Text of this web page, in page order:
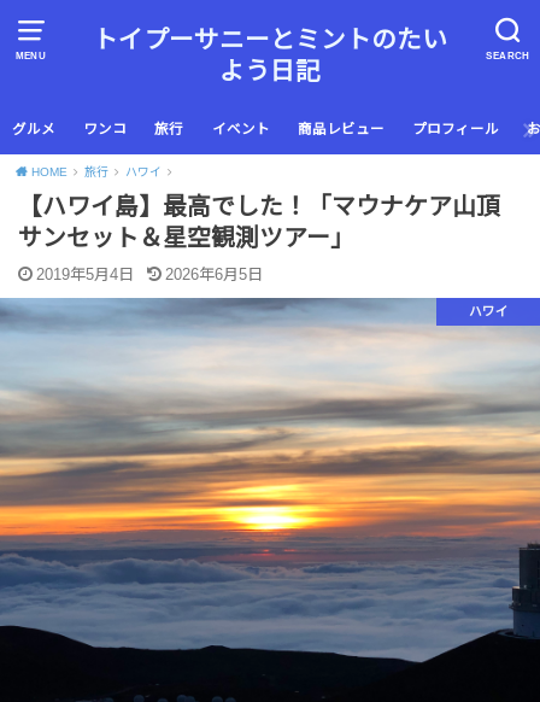
MENU SEARCH
トイプーサニーとミントのたい
よう日記
グルメ ワンコ 旅行 イベント 商品レビュー プロフィール
HOME 旅行 ハワイ
【ハワイ島】最高でした！「マウナケア山頂
サンセット＆星空観測ツアー」
2019年5月4日 2026年6月5日
ハワイ